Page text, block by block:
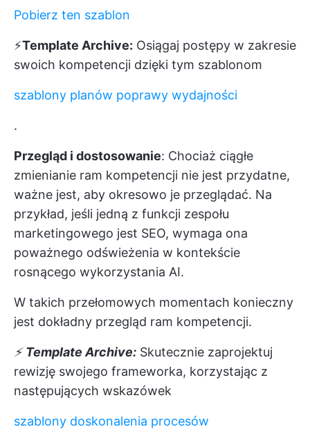
Pobierz ten szablon
⚡️Template Archive: Osiągaj postępy w zakresie
swoich kompetencji dzięki tym szablonom
szablony planów poprawy wydajności
.
Przegląd i dostosowanie: Chociaż ciągłe
zmienianie ram kompetencji nie jest przydatne,
ważne jest, aby okresowo je przeglądać. Na
przykład, jeśli jedną z funkcji zespołu
marketingowego jest SEO, wymaga ona
poważnego odświeżenia w kontekście
rosnącego wykorzystania AI.
W takich przełomowych momentach konieczny
jest dokładny przegląd ram kompetencji.
⚡️ Template Archive: Skutecznie zaprojektuj
rewizję swojego frameworka, korzystając z
następujących wskazówek
szablony doskonalenia procesów